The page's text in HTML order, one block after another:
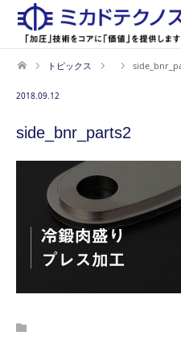
トピックス
2018.09.12
side_bnr_parts2